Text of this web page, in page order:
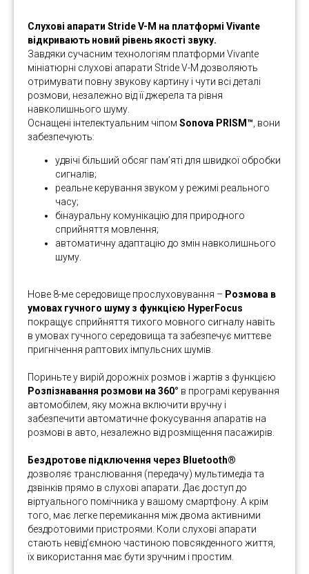
Слухові апарати Stride V-M на платформі Vivante
відкривають новий рівень якості звуку.
Завдяки сучасним технологіям платформи Vivante
мініатюрні слухові апарати Stride V-M дозволяють
отримувати повну звукову картину і чути всі деталі
розмови, незалежно від її джерела та рівня
навколишнього шуму.
Оснащені інтелектуальним чіпом Sonova PRISM™ , вони
забезпечують:
удвічі більший обсяг пам’яті для швидкої обробки
сигналів;
реальне керування звуком у режимі реального
часу;
бінауральну комунікацію для природного
сприйняття мовлення;
автоматичну адаптацію до змін навколишнього
шуму.
Нове 8-ме середовище прослуховування – Розмова в
умовах гучного шуму з функцією HyperFocus
покращує сприйняття тихого мовного сигналу навіть
в умовах гучного середовища та забезпечує миттєве
пригнічення раптових імпульсних шумів.
Пориньте у вирій дорожніх розмов і жартів з функцією
Розпізнавання розмови на 360° в програмі керування
автомобілем, яку можна включити вручну і
забезпечити автоматичне фокусування апаратів на
розмові в авто, незалежно від розміщення пасажирів.
Бездротове підключення через Bluetooth®
дозволяє транслювання (передачу) мультимедіа та
дзвінків прямо в слухові апарати. Дає доступ до
віртуального помічника у вашому смартфону. А крім
того, має легке перемикання між двома активними
бездротовими пристроями. Коли слухові апарати
стають невід’ємною частиною повсякденного життя,
їх використання має бути зручним і простим.